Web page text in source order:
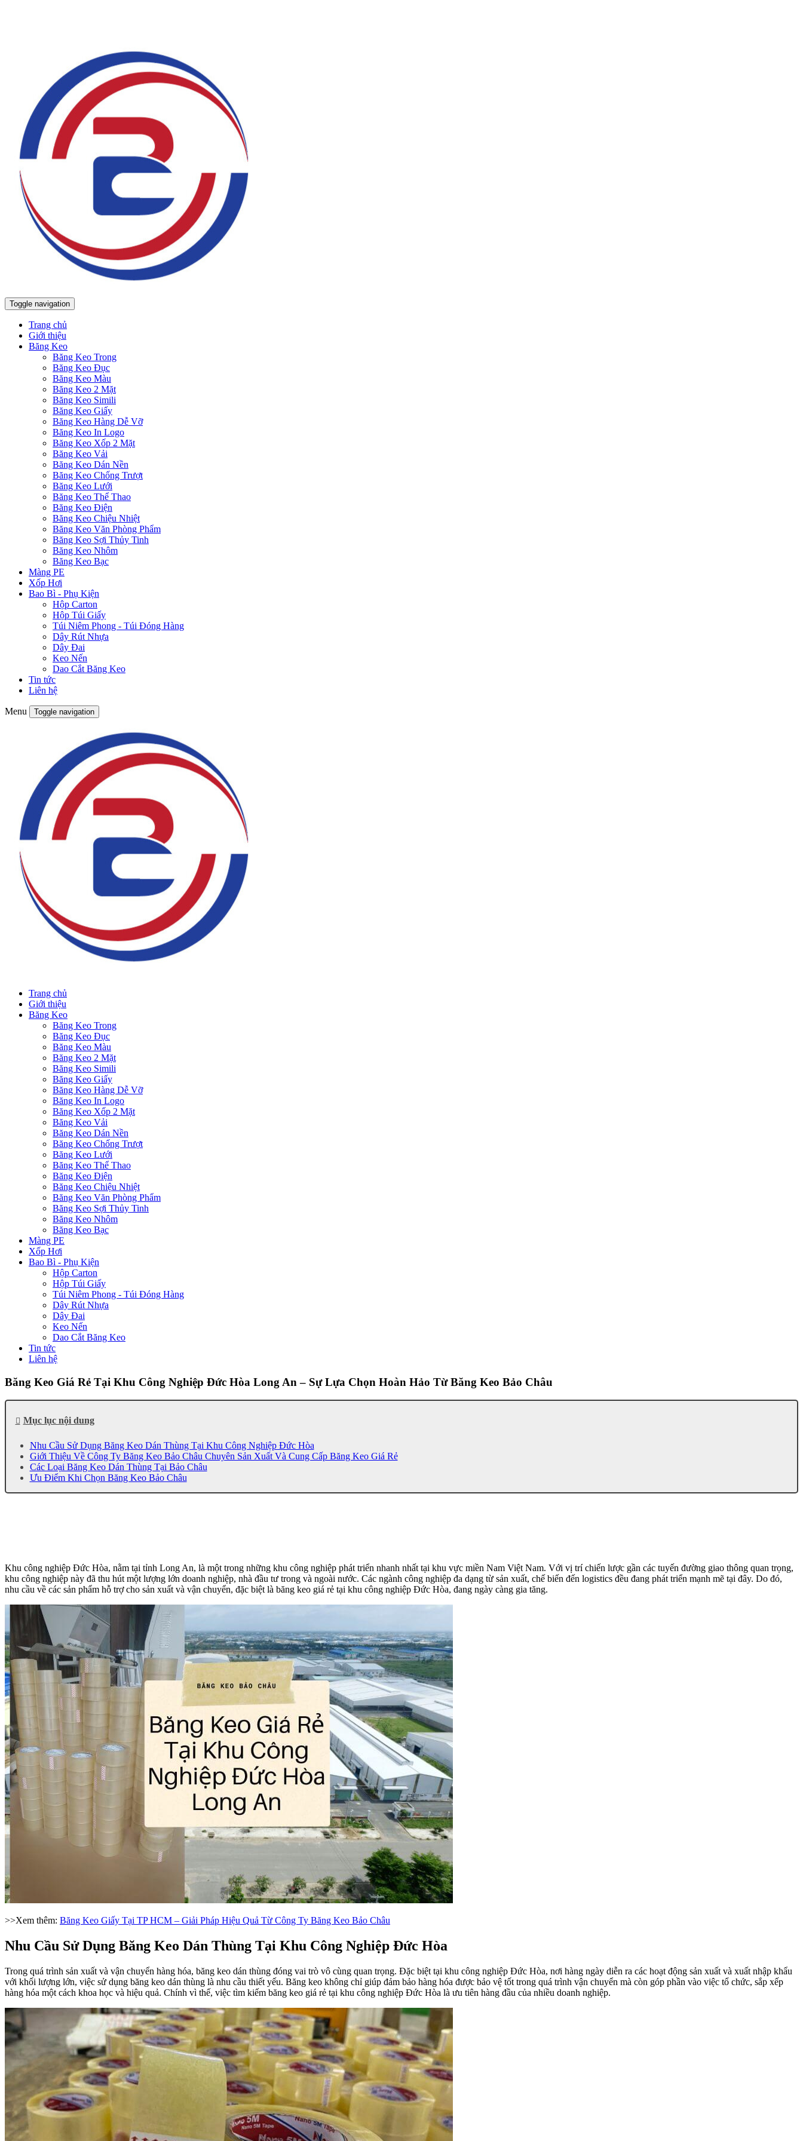
Toggle navigation
Trang chủ
Giới thiệu
Băng Keo
Băng Keo Trong
Băng Keo Đục
Băng Keo Màu
Băng Keo 2 Mặt
Băng Keo Simili
Băng Keo Giấy
Băng Keo Hàng Dễ Vỡ
Băng Keo In Logo
Băng Keo Xốp 2 Mặt
Băng Keo Vải
Băng Keo Dán Nền
Băng Keo Chống Trượt
Băng Keo Lưới
Băng Keo Thể Thao
Băng Keo Điện
Băng Keo Chiệu Nhiệt
Băng Keo Văn Phòng Phẩm
Băng Keo Sợi Thủy Tinh
Băng Keo Nhôm
Băng Keo Bạc
Màng PE
Xốp Hơi
Bao Bì - Phụ Kiện
Hộp Carton
Hộp Túi Giấy
Túi Niêm Phong - Túi Đóng Hàng
Dây Rút Nhựa
Dây Đai
Keo Nến
Dao Cắt Băng Keo
Tin tức
Liên hệ
Menu Toggle navigation
Trang chủ
Giới thiệu
Băng Keo
Băng Keo Trong
Băng Keo Đục
Băng Keo Màu
Băng Keo 2 Mặt
Băng Keo Simili
Băng Keo Giấy
Băng Keo Hàng Dễ Vỡ
Băng Keo In Logo
Băng Keo Xốp 2 Mặt
Băng Keo Vải
Băng Keo Dán Nền
Băng Keo Chống Trượt
Băng Keo Lưới
Băng Keo Thể Thao
Băng Keo Điện
Băng Keo Chiệu Nhiệt
Băng Keo Văn Phòng Phẩm
Băng Keo Sợi Thủy Tinh
Băng Keo Nhôm
Băng Keo Bạc
Màng PE
Xốp Hơi
Bao Bì - Phụ Kiện
Hộp Carton
Hộp Túi Giấy
Túi Niêm Phong - Túi Đóng Hàng
Dây Rút Nhựa
Dây Đai
Keo Nến
Dao Cắt Băng Keo
Tin tức
Liên hệ
Băng Keo Giá Rẻ Tại Khu Công Nghiệp Đức Hòa Long An – Sự Lựa Chọn Hoàn Hảo Từ Băng Keo Bảo Châu
Mục lục nội dung
Nhu Cầu Sử Dụng Băng Keo Dán Thùng Tại Khu Công Nghiệp Đức Hòa
Giới Thiệu Về Công Ty Băng Keo Bảo Châu Chuyên Sản Xuất Và Cung Cấp Băng Keo Giá Rẻ
Các Loại Băng Keo Dán Thùng Tại Bảo Châu
Ưu Điểm Khi Chọn Băng Keo Bảo Châu
Khu công nghiệp Đức Hòa, nằm tại tỉnh Long An, là một trong những khu công nghiệp phát triển nhanh nhất tại khu vực miền Nam Việt Nam. Với vị trí chiến lược gần các tuyến đường giao thông quan trọng,
khu công nghiệp này đã thu hút một lượng lớn doanh nghiệp, nhà đầu tư trong và ngoài nước. Các ngành công nghiệp đa dạng từ sản xuất, chế biến đến logistics đều đang phát triển mạnh mẽ tại đây. Do đó,
nhu cầu về các sản phẩm hỗ trợ cho sản xuất và vận chuyển, đặc biệt là băng keo giá rẻ tại khu công nghiệp Đức Hòa, đang ngày càng gia tăng.
>>Xem thêm: Băng Keo Giấy Tại TP HCM – Giải Pháp Hiệu Quả Từ Công Ty Băng Keo Bảo Châu
Nhu Cầu Sử Dụng Băng Keo Dán Thùng Tại Khu Công Nghiệp Đức Hòa
Trong quá trình sản xuất và vận chuyển hàng hóa, băng keo dán thùng đóng vai trò vô cùng quan trọng. Đặc biệt tại khu công nghiệp Đức Hòa, nơi hàng ngày diễn ra các hoạt động sản xuất và xuất nhập khẩu
với khối lượng lớn, việc sử dụng băng keo dán thùng là nhu cầu thiết yếu. Băng keo không chỉ giúp đảm bảo hàng hóa được bảo vệ tốt trong quá trình vận chuyển mà còn góp phần vào việc tổ chức, sắp xếp
hàng hóa một cách khoa học và hiệu quả. Chính vì thế, việc tìm kiếm băng keo giá rẻ tại khu công nghiệp Đức Hòa là ưu tiên hàng đầu của nhiều doanh nghiệp.